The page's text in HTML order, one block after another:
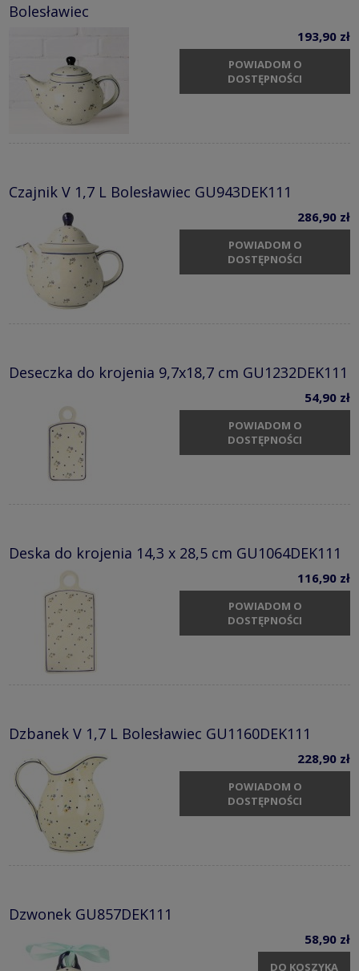
Bolesławiec
193,90 zł
POWIADOM O
DOSTĘPNOŚCI
Czajnik V 1,7 L Bolesławiec GU943DEK111
286,90 zł
POWIADOM O
DOSTĘPNOŚCI
Deseczka do krojenia 9,7x18,7 cm GU1232DEK111
54,90 zł
POWIADOM O
DOSTĘPNOŚCI
Deska do krojenia 14,3 x 28,5 cm GU1064DEK111
116,90 zł
POWIADOM O
DOSTĘPNOŚCI
Dzbanek V 1,7 L Bolesławiec GU1160DEK111
228,90 zł
POWIADOM O
DOSTĘPNOŚCI
Dzwonek GU857DEK111
58,90 zł
DO KOSZYKA